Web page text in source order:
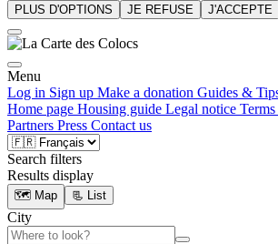
PLUS D'OPTIONS JE REFUSE J'ACCEPTE
Menu
Log in Sign up Make a donation Guides &
Home page Housing guide Legal notice
Partners Press Contact us
Search filters
Results display
🗺️ Map 📃 List
City